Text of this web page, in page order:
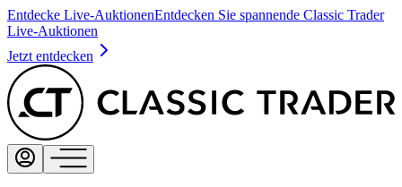
Entdecke Live-AuktionenEntdecken Sie spannende Classic Trader
Live-Auktionen
Jetzt entdecken